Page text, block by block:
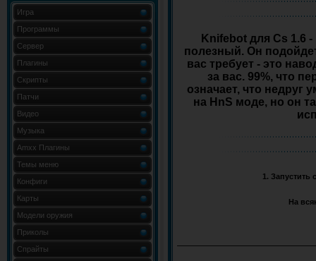
Игра
Программы
Сервер
Плагины
Скрипты
Патчи
Видео
Музыка
Amxx Плагины
Темы меню
Конфиги
Карты
Модели оружия
Приколы
Спрайты
Knifebot для Cs 1.6
полезный. Он
вас требует - это
за вас. 99%, что
означает, что недруг
на HnS моде, но он
1. Запустить
На